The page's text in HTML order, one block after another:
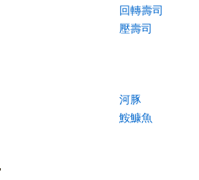
回轉壽司
壓壽司
河豚
鮟鱇魚